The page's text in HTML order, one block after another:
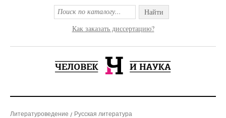
Найти
Как заказать диссертацию?
Литературоведение Русская литература